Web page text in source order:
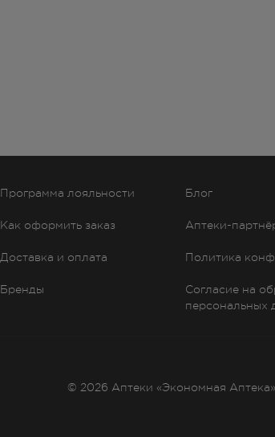
Программа лояльности
Как оформить заказ
Доставка и оплата
Бренды
Блог
Аптеки-
Политика
Согласие на
персональных
© 2026 Аптеки «Экономная Аптека»